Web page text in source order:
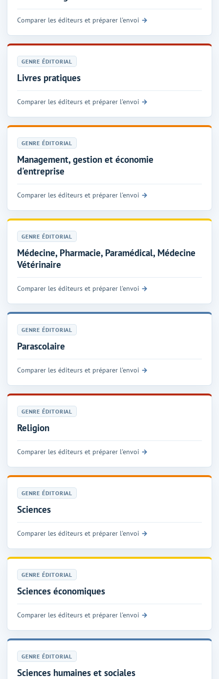
Comparer les éditeurs et préparer l'envoi
GENRE ÉDITORIAL
Livres pratiques
Comparer les éditeurs et préparer l'envoi
GENRE ÉDITORIAL
Management, gestion et économie
d'entreprise
Comparer les éditeurs et préparer l'envoi
GENRE ÉDITORIAL
Médecine, Pharmacie, Paramédical, Médecine
Vétérinaire
Comparer les éditeurs et préparer l'envoi
GENRE ÉDITORIAL
Parascolaire
Comparer les éditeurs et préparer l'envoi
GENRE ÉDITORIAL
Religion
Comparer les éditeurs et préparer l'envoi
GENRE ÉDITORIAL
Sciences
Comparer les éditeurs et préparer l'envoi
GENRE ÉDITORIAL
Sciences économiques
Comparer les éditeurs et préparer l'envoi
GENRE ÉDITORIAL
Sciences humaines et sociales